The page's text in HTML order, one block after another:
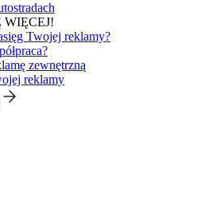
WIĘCEJ!
Twojej reklamy?
zewnętrzną
reklamy